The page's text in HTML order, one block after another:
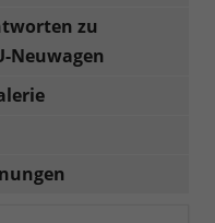
zu
Neuwagen